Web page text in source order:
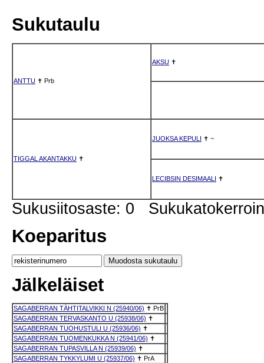
Sukutaulu
ANTTU ✝ Prb
AKSU ✝
TIGGAL AKANTAKKU ✝
JUOKSA KEPULI ✝ ~
LECIBSIN DESIMAALI ✝
Sukusiitosaste: 0
Koeparitus
Jälkeläiset
SAGABERRAN TÄHTITALVIKKI N (25940/06) ✝ PrB
SAGABERRAN TERVASKANTO U (25938/06) ✝
SAGABERRAN TUOHUSTULI U (25936/06) ✝
SAGABERRAN TUOMENKUKKA N (25941/06) ✝
SAGABERRAN TUPASVILLA N (25939/06) ✝
SAGABERRAN TYKKYLUMI U (25937/06) ✝ PrA